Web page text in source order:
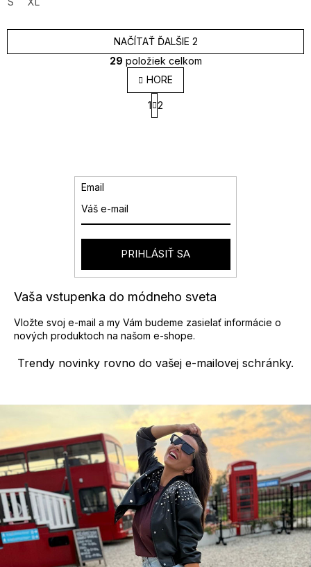
O
v
l
á
v
k
y
ý
i
u
NAČÍTAŤ ĎALŠIE 2
S
t
r
v
e
1 2
29 položiek celkom
HORE
Trendy novinky rovno do vašej e-mailovej schránky.
Vaša vstupenka do módneho sveta
Vložte svoj e-mail a my Vám budeme zasielať informácie o
nových produktoch na našom e-shope.
Email
PRIHLÁSIŤ SA